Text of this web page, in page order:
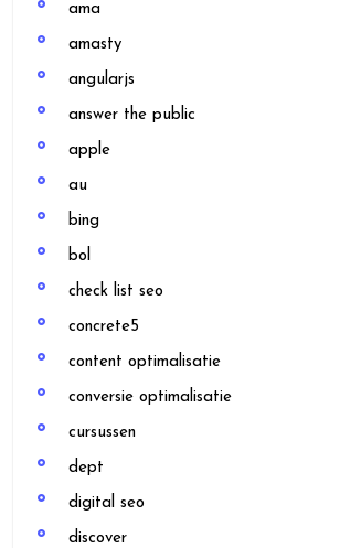
ama
amasty
angularjs
answer the public
apple
au
bing
bol
check list seo
concrete5
content optimalisatie
conversie optimalisatie
cursussen
dept
digital seo
discover